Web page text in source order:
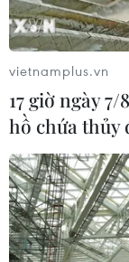
Chia sẻ dữ liệu
phục vụ điều
Quân khu 7
khoa học-
quy tập hài cốt
07/08/2026 08:45
vietnamplus.vn
17 giờ ngày
hồ chứa thủy